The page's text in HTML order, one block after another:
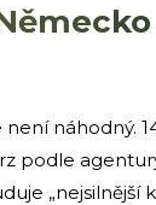
náhodný.
podle
„nejsilnější